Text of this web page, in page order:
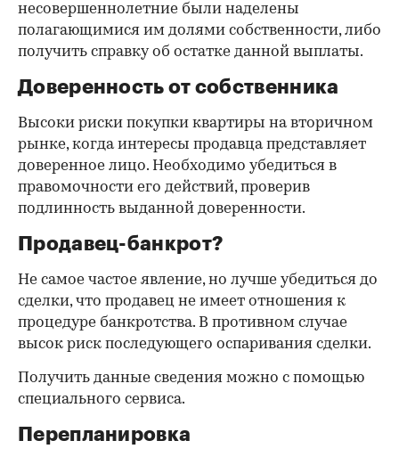
несовершеннолетние были наделены
полагающимися им долями собственности, либо
получить справку об остатке данной выплаты.
Доверенность от собственника
Высоки риски покупки квартиры на вторичном
рынке, когда интересы продавца представляет
доверенное лицо. Необходимо убедиться в
правомочности его действий, проверив
подлинность выданной доверенности.
Продавец-банкрот?
Не самое частое явление, но лучше убедиться до
сделки, что продавец не имеет отношения к
процедуре банкротства. В противном случае
высок риск последующего оспаривания сделки.
Получить данные сведения можно с помощью
специального сервиса.
Перепланировка